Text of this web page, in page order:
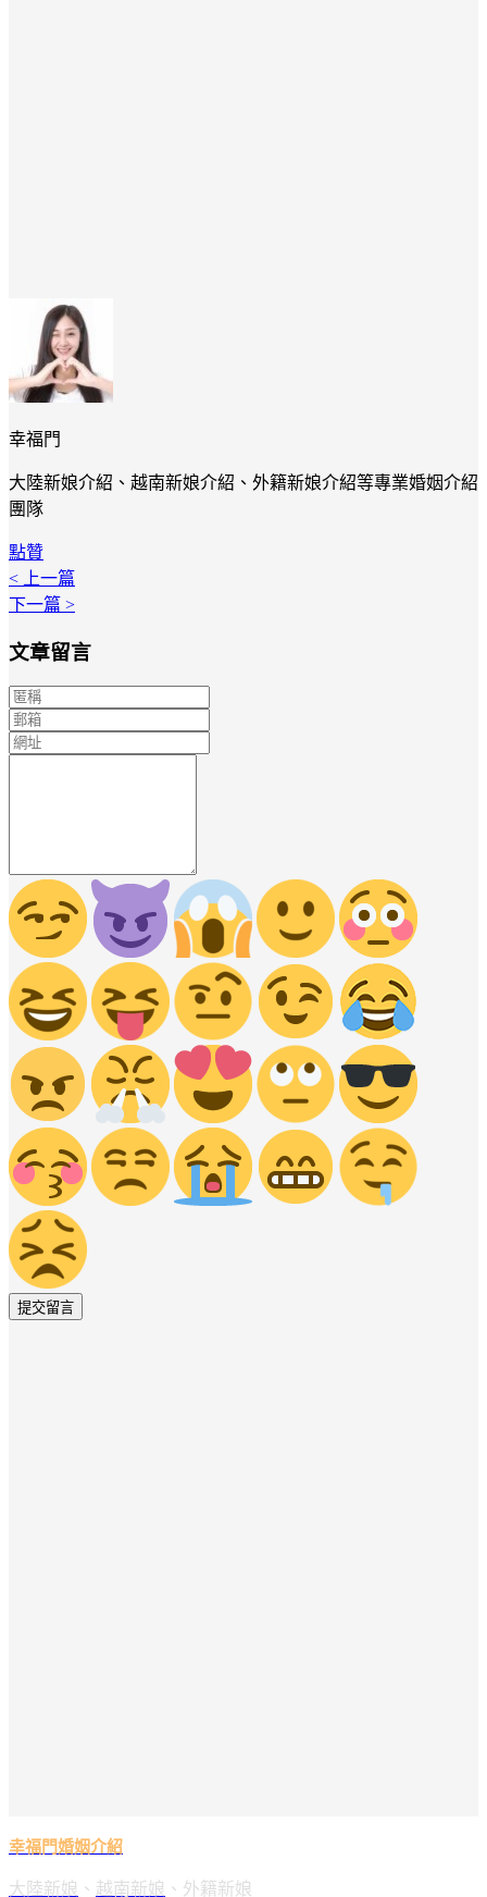
幸福門
大陸新娘介紹、越南新娘介紹、外籍新娘介紹等專業婚姻介紹
團隊
點贊
< 上一篇
下一篇 >
文章留言
幸福門婚姻介紹
大陸新娘 、 越南新娘 、外籍新娘